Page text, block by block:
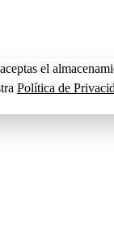
el
Política de